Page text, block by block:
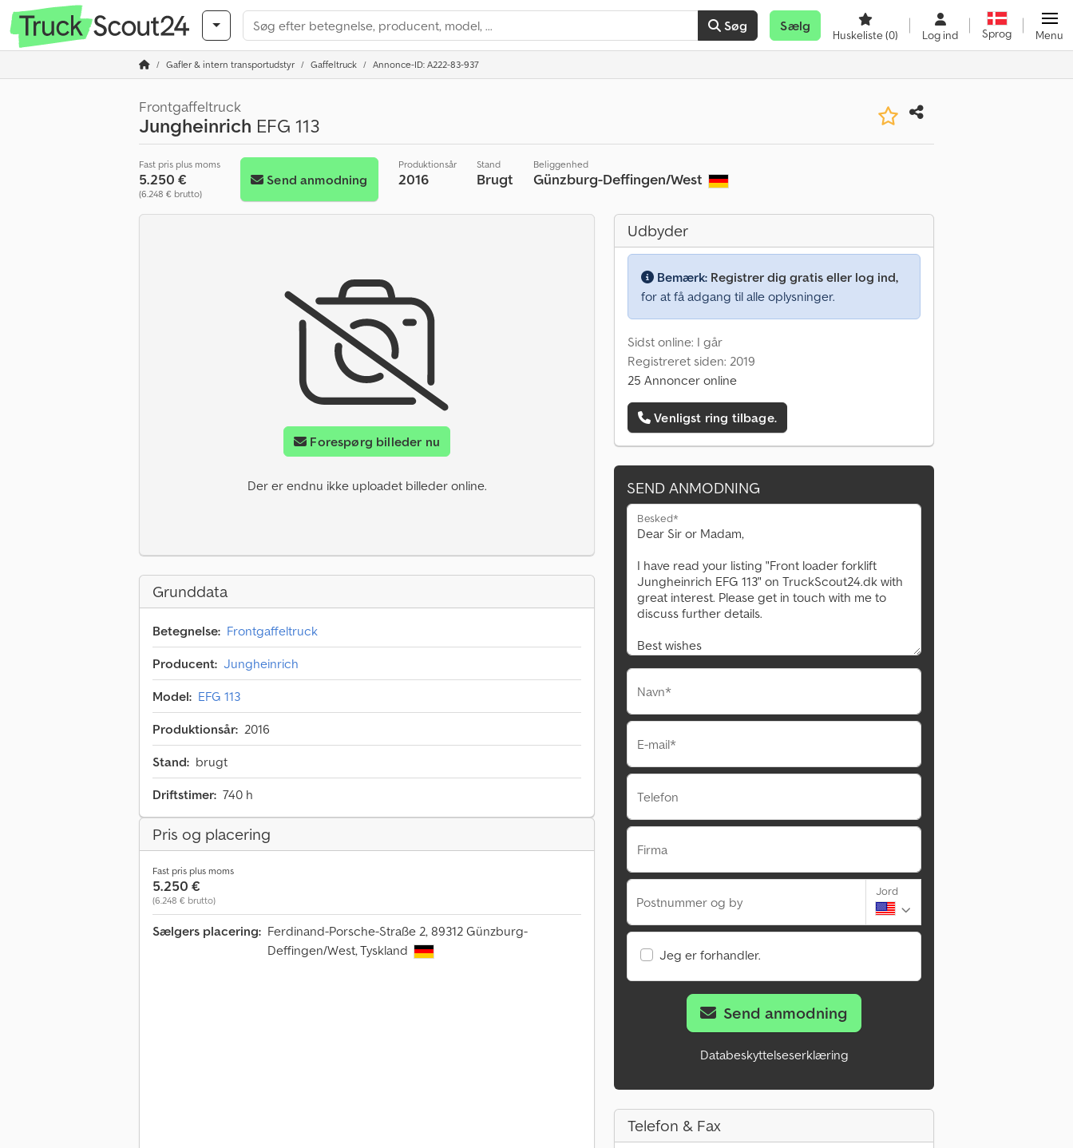
Søg Sælg
Huskeliste(0) Log ind Sprog Menu
Gafler & intern transportudstyr Gaffeltruck Annonce-ID: A222-83-937
Frontgaffeltruck
Jungheinrich EFG 113
Fast pris plus moms
5.250 €
(6.248 € brutto)
Send anmodning
Produktionsår
2016
Stand
Brugt
Beliggenhed
Günzburg-Deffingen/West
Forespørg billeder nu
Der er endnu ikke uploadet billeder online.
Grunddata
Betegnelse: Frontgaffeltruck
Producent: Jungheinrich
Model: EFG 113
Produktionsår: 2016
Stand: brugt
Driftstimer: 740 h
Pris og placering
Fast pris plus moms
5.250 €
(6.248 € brutto)
Sælgers placering: Ferdinand-Porsche-Straße 2, 89312 Günzburg-
Deffingen/West, Tyskland
Udbyder
Bemærk: Registrer dig gratis eller log ind,
for at få adgang til alle oplysninger.
Sidst online: I går
Registreret siden: 2019
25 Annoncer online
Venligst ring tilbage.
SEND ANMODNING
Besked*
Navn*
E-mail*
Telefon
Firma
Postnummer og by
Jord
Jeg er forhandler.
Send anmodning
Databeskyttelseserklæring
Telefon & Fax